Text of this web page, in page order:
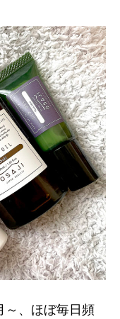
～、ほぼ毎日頻